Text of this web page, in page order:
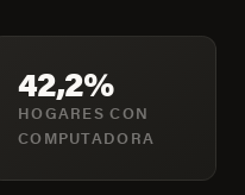
42,2%
HOGARES CON
COMPUTADORA